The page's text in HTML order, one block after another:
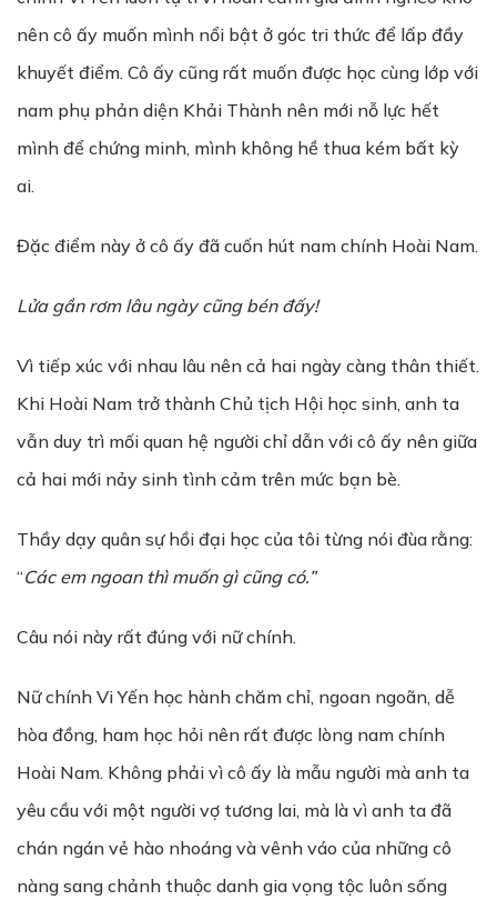
nên cô ấy muốn mình nổi bật ở góc tri thức để lấp đầy
khuyết điểm. Cô ấy cũng rất muốn được học cùng lớp với
nam phụ phản diện Khải Thành nên mới nỗ lực hết
mình để chứng minh, mình không hề thua kém bất kỳ
ai.
Đặc điểm này ở cô ấy đã cuốn hút nam chính Hoài Nam.
Lửa gần rơm lâu ngày cũng bén đấy!
Vì tiếp xúc với nhau lâu nên cả hai ngày càng thân thiết.
Khi Hoài Nam trở thành Chủ tịch Hội học sinh, anh ta
vẫn duy trì mối quan hệ người chỉ dẫn với cô ấy nên giữa
cả hai mới nảy sinh tình cảm trên mức bạn bè.
Thầy dạy quân sự hồi đại học của tôi từng nói đùa rằng:
“Các em ngoan thì muốn gì cũng có.”
Câu nói này rất đúng với nữ chính.
Nữ chính Vi Yến học hành chăm chỉ, ngoan ngoãn, dễ
hòa đồng, ham học hỏi nên rất được lòng nam chính
Hoài Nam. Không phải vì cô ấy là mẫu người mà anh ta
yêu cầu với một người vợ tương lai, mà là vì anh ta đã
chán ngán vẻ hào nhoáng và vênh váo của những cô
nàng sang chảnh thuộc danh gia vọng tộc luôn sống